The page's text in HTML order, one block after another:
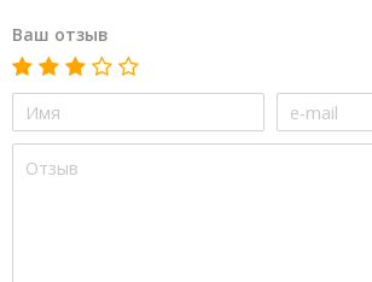
Ваш отзыв